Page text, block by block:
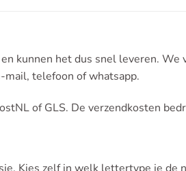
kunnen het dus snel leveren.
mail, telefoon of whatsapp.
of GLS. De verzendkosten